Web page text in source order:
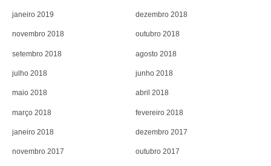
janeiro 2019 dezembro 2018
novembro 2018 outubro 2018
setembro 2018 agosto 2018
julho 2018 junho 2018
maio 2018 abril 2018
março 2018 fevereiro 2018
janeiro 2018 dezembro 2017
novembro 2017 outubro 2017